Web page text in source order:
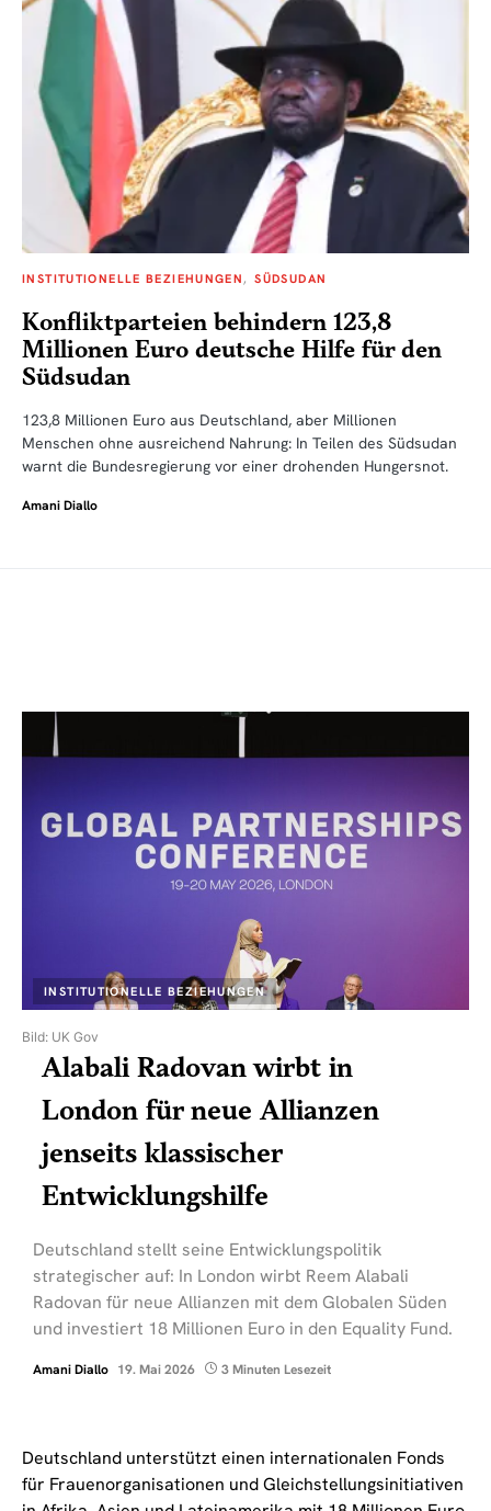
INSTITUTIONELLE BEZIEHUNGEN SÜDSUDAN
Konfliktparteien behindern 123,8
Millionen Euro deutsche Hilfe für den
Südsudan
123,8 Millionen Euro aus Deutschland, aber Millionen
Menschen ohne ausreichend Nahrung: In Teilen des Südsudan
warnt die Bundesregierung vor einer drohenden Hungersnot.
Amani Diallo
Bild: UK Gov
INSTITUTIONELLE BEZIEHUNGEN
Alabali Radovan wirbt in
London für neue Allianzen
jenseits klassischer
Entwicklungshilfe
Deutschland stellt seine Entwicklungspolitik
strategischer auf: In London wirbt Reem Alabali
Radovan für neue Allianzen mit dem Globalen Süden
und investiert 18 Millionen Euro in den Equality Fund.
Amani Diallo 19. Mai 2026 3 Minuten Lesezeit
Deutschland unterstützt einen internationalen Fonds
für Frauenorganisationen und Gleichstellungsinitiativen